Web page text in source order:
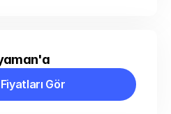
Gör
Gör